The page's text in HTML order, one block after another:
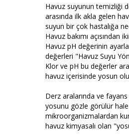
Havuz suyunun temizliği
arasında ilk akla gelen
suyun bir çok hastalığa
Havuz bakımı açısından
Havuz pH değerinin
değerleri "Havuz Suyu
Klor ve pH bu değerler
havuz içerisinde yosun
Derz aralarında ve
yosunu gözle görülür
mikroorganizmalardan
havuz kimyasalı olan